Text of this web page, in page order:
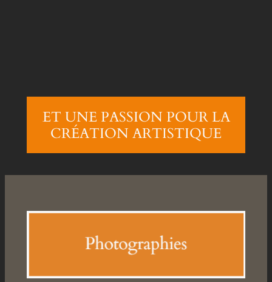
ET UNE PASSION POUR LA
CRÉATION ARTISTIQUE